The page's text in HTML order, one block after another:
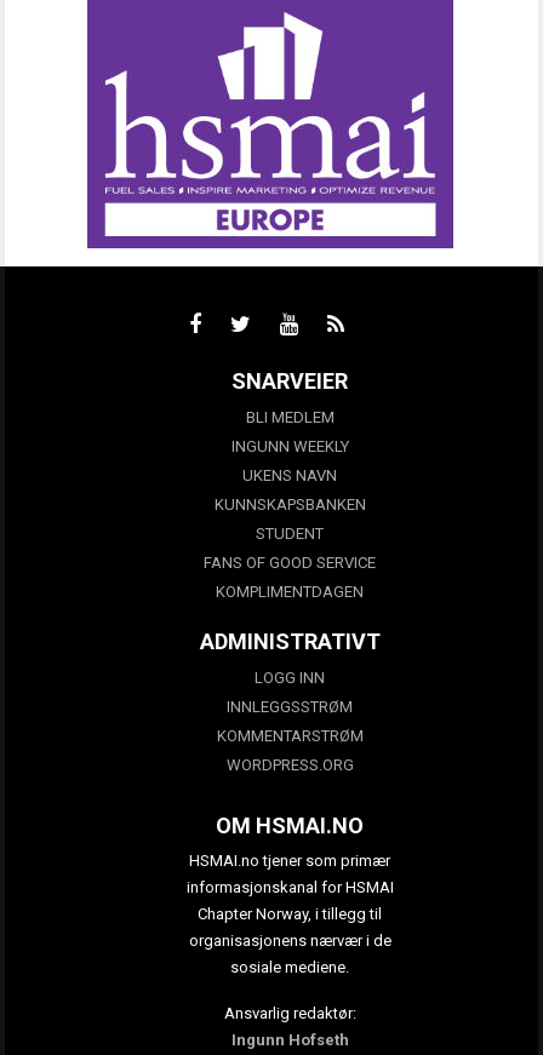
SNARVEIER
BLI MEDLEM
INGUNN WEEKLY
UKENS NAVN
KUNNSKAPSBANKEN
STUDENT
FANS OF GOOD SERVICE
KOMPLIMENTDAGEN
ADMINISTRATIVT
LOGG INN
INNLEGGSSTRØM
KOMMENTARSTRØM
WORDPRESS.ORG
OM HSMAI.NO
HSMAI.no tjener som primær
informasjonskanal for HSMAI
Chapter Norway, i tillegg til
organisasjonens nærvær i de
sosiale mediene.
Ansvarlig redaktør:
Ingunn Hofseth